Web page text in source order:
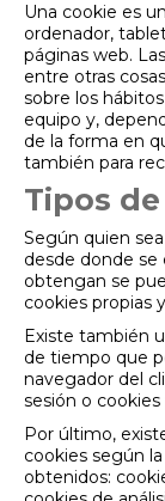
Una cookie es
ordenador,
páginas web.
entre otras
sobre los
equipo y,
de la forma en
también para
Tipos
Según quien
desde donde se
obtengan se
cookies propias
Existe también
de tiempo que
navegador del
sesión o
Por último,
cookies según
obtenidos: